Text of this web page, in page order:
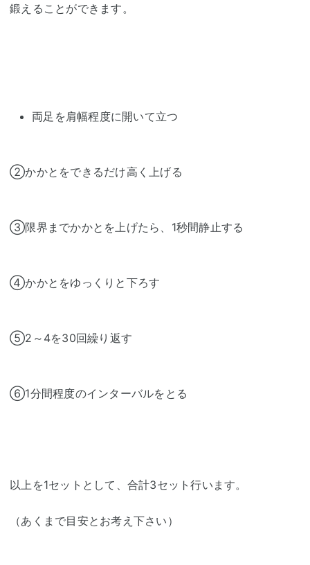
鍛えることができます。
両足を肩幅程度に開いて立つ
②かかとをできるだけ高く上げる
③限界までかかとを上げたら、1秒間静止する
④かかとをゆっくりと下ろす
⑤2～4を30回繰り返す
⑥1分間程度のインターバルをとる
以上を1セットとして、合計3セット行います。
（あくまで目安とお考え下さい）